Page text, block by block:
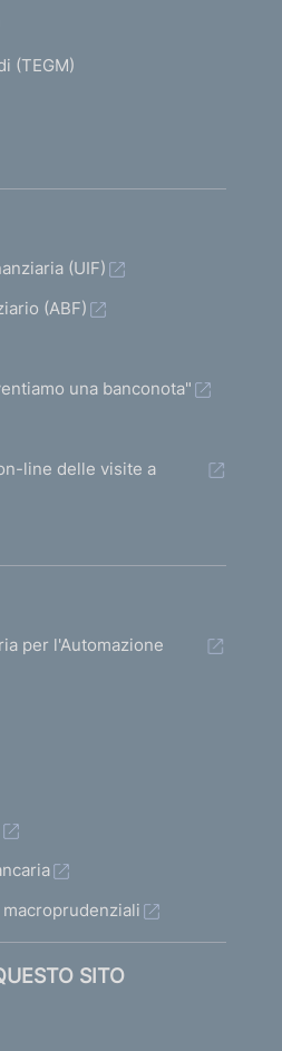
(TEGM)
(UIF)
(ABF)
una banconota"
line delle visite a
per l'Automazione
SITO